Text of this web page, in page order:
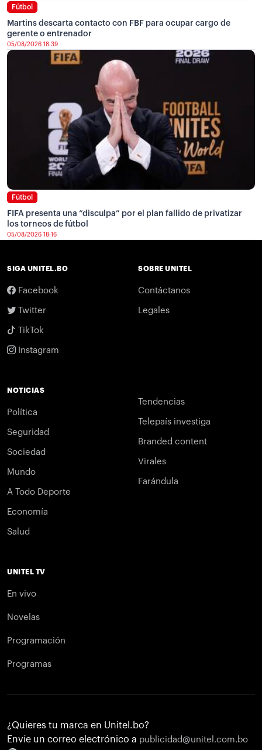
Fútbol
Martins descarta contacto con FBF para ocupar cargo de
gerente o entrenador
05/08/2026 18:39
Fútbol
FIFA presenta una “disculpa” por el plan fallido de privatizar
los torneos de fútbol
05/08/2026 18:16
SIGA UNITEL.BO
Facebook
Twitter
TikTok
Instagram
SOBRE UNITEL
Contáctanos
Legales
NOTICIAS
Política
Seguridad
Sociedad
Mundo
A Todo Deporte
Economía
Salud
Tendencias
Telepaís investiga
Branded content
Virales
Farándula
UNITEL TV
En vivo
Novelas
Programación
Programas
¿Quieres tu marca en Unitel.bo?
Envíe un correo electrónico a publicidad@unitel.com.bo